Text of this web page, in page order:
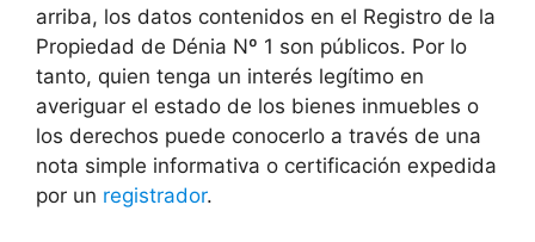
arriba, los datos contenidos en el Registro de la
Propiedad de Dénia Nº 1 son públicos. Por lo
tanto, quien tenga un interés legítimo en
averiguar el estado de los bienes inmuebles o
los derechos puede conocerlo a través de una
nota simple informativa o certificación expedida
por un registrador.